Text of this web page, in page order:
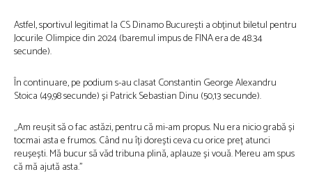
Astfel, sportivul legitimat la CS Dinamo București a obținut biletul pentru
Jocurile Olimpice din 2024 (baremul impus de FINA era de 48.34
secunde).
În continuare, pe podium s-au clasat Constantin George Alexandru
Stoica (49,98 secunde) și Patrick Sebastian Dinu (50,13 secunde).
„Am reușit să o fac astăzi, pentru că mi-am propus. Nu era nicio grabă și
tocmai asta e frumos. Când nu îți dorești ceva cu orice preț atunci
reușești. Mă bucur să văd tribuna plină, aplauze și vouă. Mereu am spus
că mă ajută asta.”